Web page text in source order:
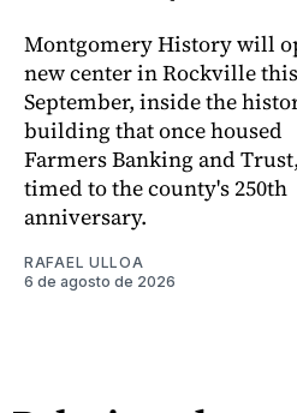
Montgomery History will
new center in Rockville this
September, inside the
building that once housed
Farmers Banking and Trust,
timed to the county's 250th
anniversary.
RAFAEL ULLOA
6 de agosto de 2026